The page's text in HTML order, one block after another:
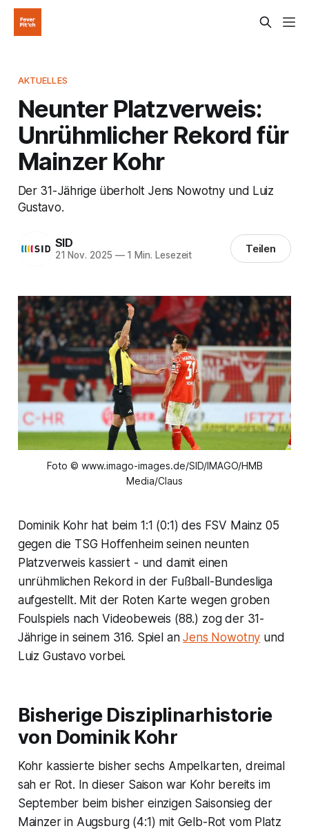
AKTUELLES
Neunter Platzverweis:
Unrühmlicher Rekord für
Mainzer Kohr
Der 31-Jährige überholt Jens Nowotny und Luiz
Gustavo.
SID
21 Nov. 2025 —1 Min. Lesezeit Teilen
Foto © www.imago-images.de/SID/IMAGO/HMB
Media/Claus
Dominik Kohr hat beim 1:1 (0:1) des FSV Mainz 05
gegen die TSG Hoffenheim seinen neunten
Platzverweis kassiert - und damit einen
unrühmlichen Rekord in der Fußball-Bundesliga
aufgestellt. Mit der Roten Karte wegen groben
Foulspiels nach Videobeweis (88.) zog der 31-
Jährige in seinem 316. Spiel anJens Nowotny und
Luiz Gustavo vorbei.
Bisherige Disziplinarhistorie
von Dominik Kohr
Kohr kassierte bisher sechs Ampelkarten, dreimal
sah er Rot. In dieser Saison war Kohr bereits im
September beim bisher einzigen Saisonsieg der
Mainzer in Augsburg (4:1) mit Gelb-Rot vom Platz